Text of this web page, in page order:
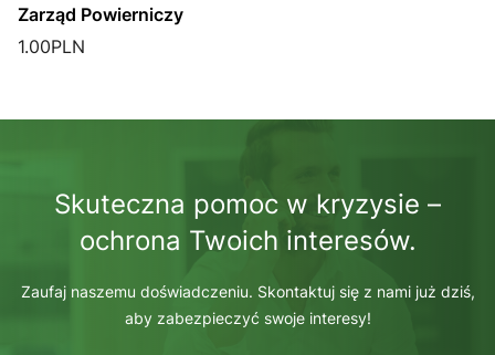
Zarząd Powierniczy
1.00PLN
Skuteczna pomoc w kryzysie –
ochrona Twoich interesów.
Zaufaj naszemu doświadczeniu. Skontaktuj się z nami już dziś,
aby zabezpieczyć swoje interesy!